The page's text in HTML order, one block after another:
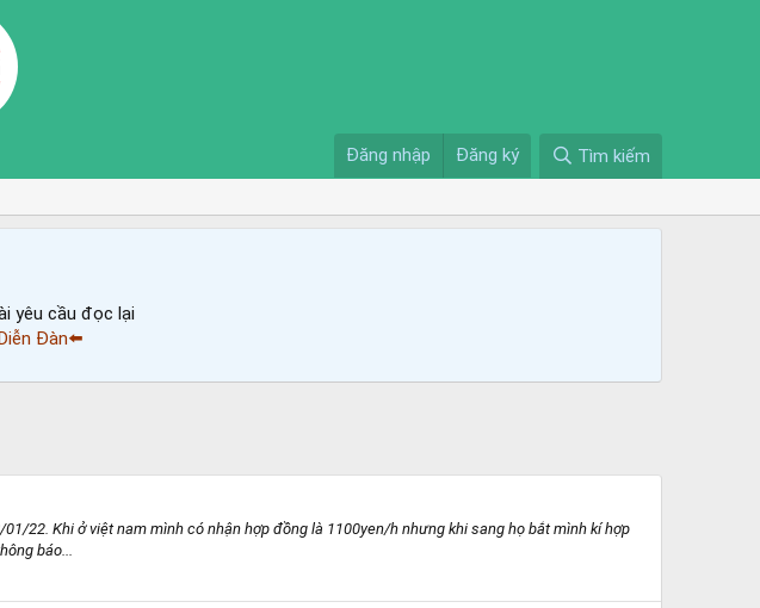
Đăng nhập Đăng ký Tìm kiếm
yêu cầu đọc lại
Đàn⬅️
22. Khi ở việt nam mình có nhận hợp đồng là 1100yen/h nhưng khi sang họ bắt mình kí hợp
báo...